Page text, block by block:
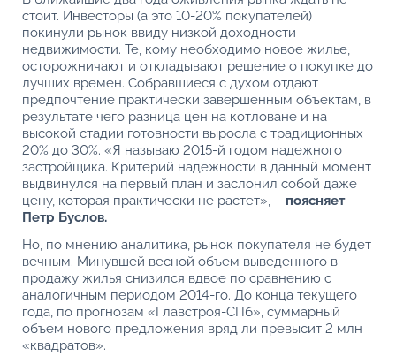
стоит. Инвесторы (а это 10-20% покупателей)
покинули рынок ввиду низкой доходности
недвижимости. Те, кому необходимо новое жилье,
осторожничают и откладывают решение о покупке до
лучших времен. Собравшиеся с духом отдают
предпочтение практически завершенным объектам, в
результате чего разница цен на котловане и на
высокой стадии готовности выросла с традиционных
20% до 30%. «Я называю 2015-й годом надежного
застройщика. Критерий надежности в данный момент
выдвинулся на первый план и заслонил собой даже
цену, которая практически не растет», – поясняет
Петр Буслов.
Но, по мнению аналитика, рынок покупателя не будет
вечным. Минувшей весной объем выведенного в
продажу жилья снизился вдвое по сравнению с
аналогичным периодом 2014-го. До конца текущего
года, по прогнозам «Главстроя-СПб», суммарный
объем нового предложения вряд ли превысит 2 млн
«квадратов».